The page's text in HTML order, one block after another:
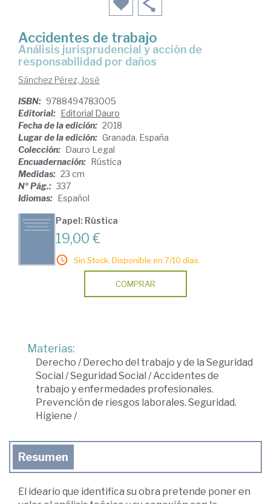
Accidentes de trabajo
análisis jurisprudencial y acción de
responsabilidad por daños
Sánchez Pérez, José
ISBN: 9788494783005
Editorial: Editorial Dauro
Fecha de la edición: 2018
Lugar de la edición: Granada. España
Colección: Dauro Legal
Encuadernación: Rústica
Medidas: 23 cm
Nº Pág.: 337
Idiomas: Español
Papel: Rústica
19,00 €
Sin Stock. Disponible en 7/10 días.
COMPRAR
Materias:
Derecho /Derecho del trabajo y de la Seguridad
Social /Seguridad Social /Accidentes de
trabajo y enfermedades profesionales.
Prevención de riesgos laborales. Seguridad.
Higiene /
Resumen
El ideario que identifica su obra pretende poner en